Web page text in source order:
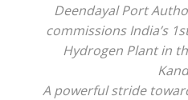
Deendayal Port
commissions India’s
Hydrogen Plant in
A powerful stride